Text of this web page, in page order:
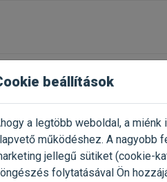
A Royal Canin Hypoallergenic
az éltelallergia
fogyasztja a
beállítások
a legtöbb weboldal, a
működéshez. A nagyobb
jellegű sütiket (cookie-
folytatásával Ön